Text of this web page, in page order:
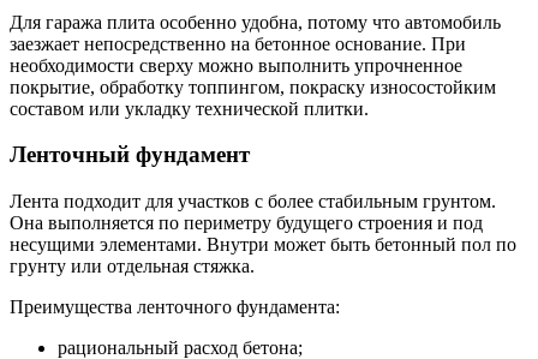
Для гаража плита особенно удобна, потому что автомобиль
заезжает непосредственно на бетонное основание. При
необходимости сверху можно выполнить упрочненное
покрытие, обработку топпингом, покраску износостойким
составом или укладку технической плитки.
Ленточный фундамент
Лента подходит для участков с более стабильным грунтом.
Она выполняется по периметру будущего строения и под
несущими элементами. Внутри может быть бетонный пол по
грунту или отдельная стяжка.
Преимущества ленточного фундамента:
рациональный расход бетона;